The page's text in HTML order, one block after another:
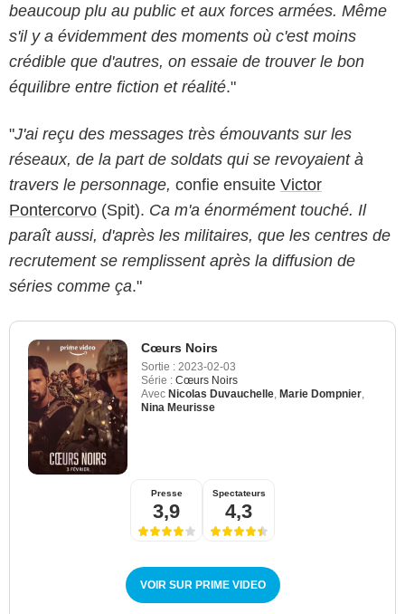
beaucoup plu au public et aux forces armées. Même
s'il y a évidemment des moments où c'est moins
crédible que d'autres, on essaie de trouver le bon
équilibre entre fiction et réalité."
"J'ai reçu des messages très émouvants sur les
réseaux, de la part de soldats qui se revoyaient à
travers le personnage, confie ensuite Victor
Pontercorvo (Spit). Ca m'a énormément touché. Il
paraît aussi, d'après les militaires, que les centres de
recrutement se remplissent après la diffusion de
séries comme ça."
Cœurs Noirs
Sortie : 2023-02-03
Série : Cœurs Noirs
Avec Nicolas Duvauchelle Marie Dompnier
Nina Meurisse
Presse
3,9
Spectateurs
4,3
VOIR SUR PRIME VIDEO